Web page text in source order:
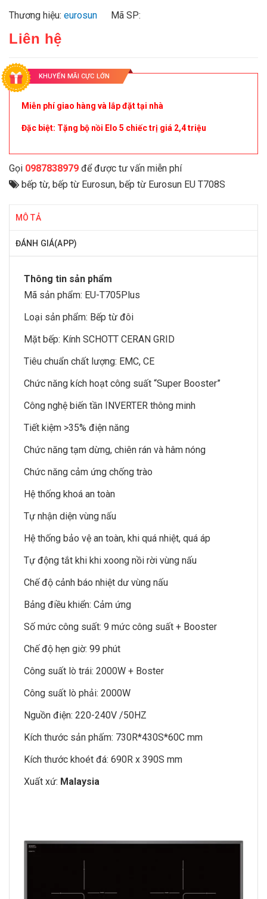
Thương hiệu: eurosun Mã SP:
Liên hệ
KHUYẾN MÃI CỰC LỚN
Miễn phí giao hàng và lắp đặt tại nhà
Đặc biệt: Tặng bộ nồi Elo 5 chiếc trị giá 2,4 triệu
Gọi 0987838979 để được tư vấn miễn phí
bếp từ, bếp từ Eurosun, bếp từ Eurosun EU T708S
MÔ TẢ
ĐÁNH GIÁ(APP)
Thông tin sản phẩm
Mã sản phẩm: EU-T705Plus
Loại sản phẩm: Bếp từ đôi
Mặt bếp: Kính SCHOTT CERAN GRID
Tiêu chuẩn chất lượng: EMC, CE
Chức năng kích hoạt công suất “Super Booster”
Công nghệ biến tần INVERTER thông minh
Tiết kiệm >35% điện năng
Chức năng tạm dừng, chiên rán và hâm nóng
Chức năng cảm ứng chống trào
Hệ thống khoá an toàn
Tự nhận diện vùng nấu
Hệ thống bảo vệ an toàn, khi quá nhiệt, quá áp
Tự động tắt khi khi xoong nồi rời vùng nấu
Chế độ cảnh báo nhiệt dư vùng nấu
Bảng điều khiển: Cảm ứng
Số mức công suất: 9 mức công suất + Booster
Chế độ hẹn giờ: 99 phút
Công suất lò trái: 2000W + Boster
Công suất lò phải: 2000W
Nguồn điện: 220-240V /50HZ
Kích thước sản phấm: 730R*430S*60C mm
Kích thước khoét đá: 690R x 390S mm
Xuất xứ: Malaysia